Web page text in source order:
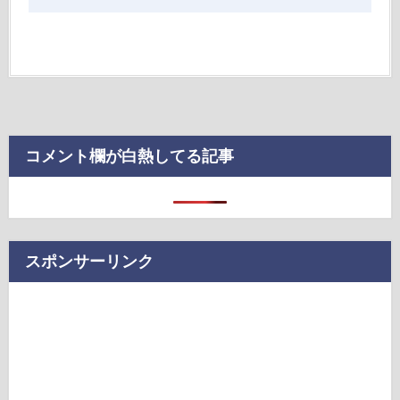
コメント欄が白熱してる記事
スポンサーリンク